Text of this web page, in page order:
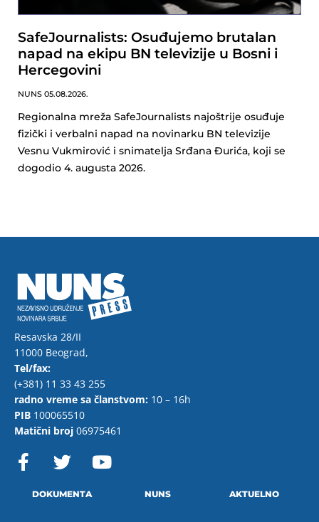
SafeJournalists: Osuđujemo brutalan
napad na ekipu BN televizije u Bosni i
Hercegovini
NUNS 05.08.2026.
Regionalna mreža SafeJournalists najoštrije osuđuje
fizički i verbalni napad na novinarku BN televizije
Vesnu Vukmirović i snimatelja Srđana Đurića, koji se
dogodio 4. augusta 2026.
Resavska 28/II
11000 Beograd,
Tel/fax:
(+381) 11 33 43 255
radno vreme sa članstvom: 10 – 16h
PIB 100065510
Matični broj 06975461
F
a w
t
o
DOKUMENTA NUNS AKTUELNO